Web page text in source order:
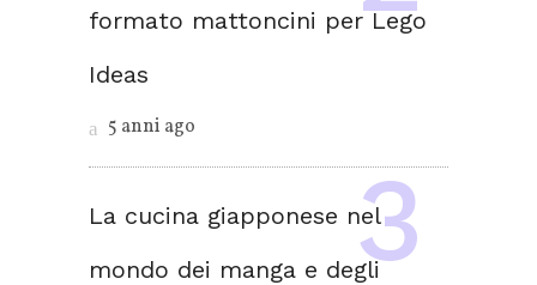
formato mattoncini per Lego
Ideas
5 anni ago
La cucina giapponese nel
mondo dei manga e degli